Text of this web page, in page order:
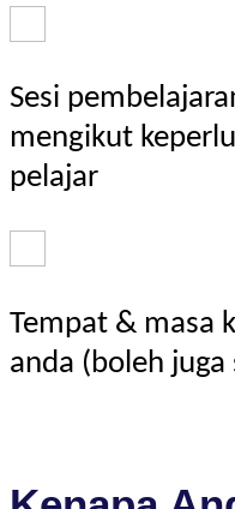
Sesi
mengikut
pelajar
Tempat & masa
anda (boleh juga